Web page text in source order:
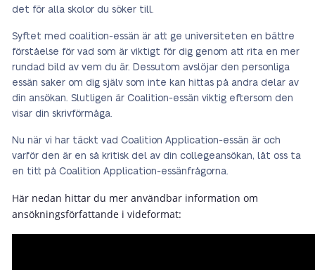
det för alla skolor du söker till.
Syftet med coalition-essän är att ge universiteten en bättre
förståelse för vad som är viktigt för dig genom att rita en mer
rundad bild av vem du är. Dessutom avslöjar den personliga
essän saker om dig själv som inte kan hittas på andra delar av
din ansökan. Slutligen är Coalition-essän viktig eftersom den
visar din skrivförmåga.
Nu när vi har täckt vad Coalition Application-essän är och
varför den är en så kritisk del av din collegeansökan, låt oss ta
en titt på Coalition Application-essänfrågorna.
Här nedan hittar du mer användbar information om
ansökningsförfattande i videformat: